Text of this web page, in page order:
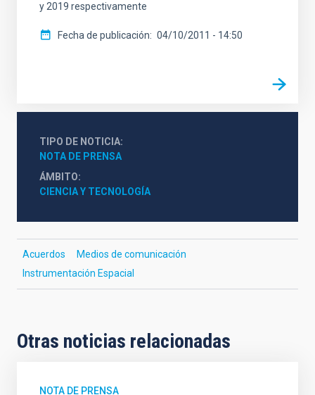
y 2019 respectivamente
Fecha de publicación 04/10/2011 - 14:50
TIPO DE NOTICIA
NOTA DE PRENSA
ÁMBITO
CIENCIA Y TECNOLOGÍA
Acuerdos
Medios de comunicación
Instrumentación Espacial
Otras noticias relacionadas
NOTA DE PRENSA